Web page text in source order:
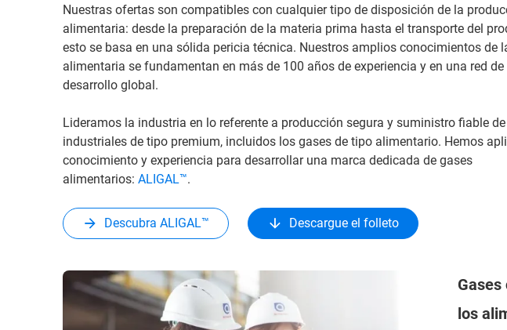
Nuestras ofertas son compatibles con cualquier tipo de disposición de la
alimentaria: desde la preparación de la materia prima hasta el transporte del
esto se basa en una sólida pericia técnica. Nuestros amplios conocimientos de
alimentaria se fundamentan en más de 100 años de experiencia y en una red
desarrollo global.
Lideramos la industria en lo referente a producción segura y suministro fiable
industriales de tipo premium, incluidos los gases de tipo alimentario. Hemos
conocimiento y experiencia para desarrollar una marca dedicada de gases
alimentarios: ALIGAL™.
Descubra ALIGAL™ Descargue el folleto
los